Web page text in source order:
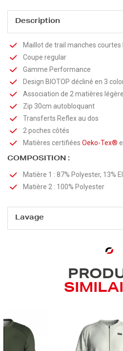
Description
Maillot de trail manches
Coupe regular
Gamme Performance
Design BIOTOP décliné en 3
Association de 2 matières
Zip 30cm autobloquant
Transferts Reflex au dos
2 poches côtés
Matières certifiées Oeko-Tex®
COMPOSITION :
Matière 1 : 87% Polyester, 13%
Matière 2 : 100% Polyester
Lavage